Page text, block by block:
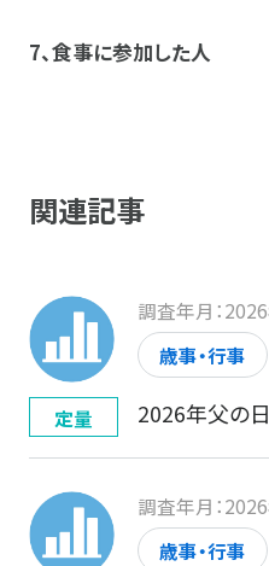
7、食事に参加した人
関連記事
調査年月：
歳事・行事
2026年父の
定量
調査年月：
歳事・行事